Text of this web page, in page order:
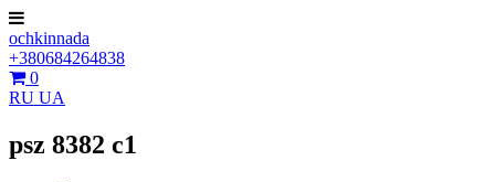
ochkinnada
+380684264838
0
RU UA
psz 8382 c1